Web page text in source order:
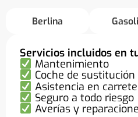
Berlina
Servicios incluidos en
Mantenimiento
Coche de sustitución
Asistencia en
Seguro a todo riesgo
Averías y